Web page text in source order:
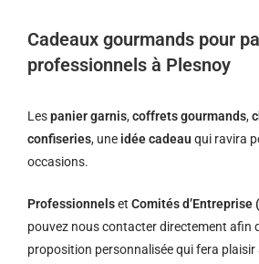
Cadeaux gourmands pour
professionnels à Plesnoy
Lespanier garnis,coffrets gourmands,
confiseries, une idée cadeau qui ravira
occasions.
Professionnelset Comités d’Entreprise
pouvez nous contacter directement afin
proposition personnalisée qui fera plaisir